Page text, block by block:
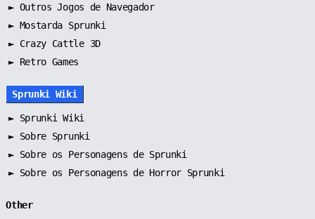
► Outros Jogos de Navegador
► Mostarda Sprunki
► Crazy Cattle 3D
► Retro Games
Sprunki Wiki
► Sprunki Wiki
► Sobre Sprunki
► Sobre os Personagens de Sprunki
► Sobre os Personagens de Horror Sprunki
Other